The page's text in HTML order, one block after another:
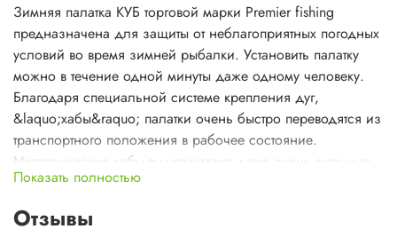
Зимняя палатка КУБ торговой марки Premier fishing
предназначена для защиты от неблагоприятных погодных
условий во время зимней рыбалки. Установить палатку
можно в течение одной минуты даже одному человеку.
Благодаря специальной системе крепления дуг,
&laquo;хабы&raquo; палатки очень быстро переводятся из
транспортного положения в рабочее состояние.
Металлические хабы выдерживают даже очень сильные
морозы.
Каркас изготовлен из прочного стеклопластикового прутка
Показать полностью
Отзывы